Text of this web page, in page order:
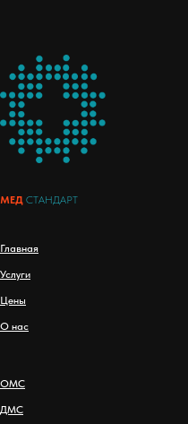
МЕД СТАНДАРТ
Главная
Услуги
Цены
О нас
ОМС
ДМС